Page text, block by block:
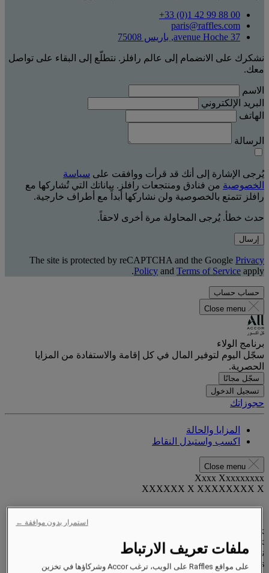
‎+33 (0)1 42 99 88 00‏
paris@raffles.com
37 avenue Hoche, باريس 75008
نشكرك على الانضمام إلى عالم رافلز. نتطلّع إلى البقاء على تواصل
معك.
الاسم
البريد الإلكتروني
الهاتف
الرسالة
يُرجى الإشارة إلى أنك قد قرأت ووافقت على سياسة
الخصوصية من فنادق ومنتجعات رافلز. بياناتك التي تُشاركها مع
رافلز تتمتع بالخصوصية ولن نشاركها أبداً مع أطراف خارجية.
حدث خطأ. يُرجى المحاولة مرة أخرى لاحقاً.
إرسال
The site is protected by reCAPTCHA and the Google Privacy
Policy and Terms of Service apply.
حساب حساب
Close menu
برنامج الولاء
سجّل اليوم لتوفير المال في كل إقامة والاستفادة من المزايا
الحصرية.
سجّل مجانًا
تسجيل الدخول
حجوزاتك
المزايا والحالة
اكسب واستبدل النقاط
Close menu
Xxxx Xxxxxxxxx
XXXXXX X XXXXXXXX X
xxxxxxxx
xx/xx/xxxx
نقاط المكافآت
XXX
pts
ملفات تعريف الارتباط
على مواقع Raffles على الويب، ترغب Accor وشركاؤها في تخزين
استمرار بدون موافقة ←